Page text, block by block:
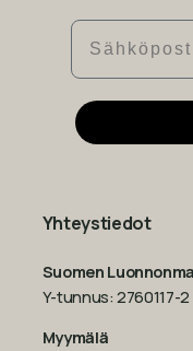
Sähköposti
Yhteystiedot
Suomen
Y-tunnus: 2760117-2
Myymälä